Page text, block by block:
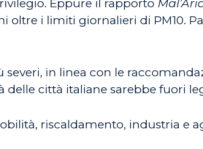
Eppure il rapporto
oltre i limiti giornalieri di PM10.
in linea con le
delle città italiane sarebbe fuori
riscaldamento, industria e